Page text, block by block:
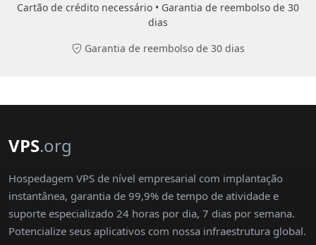
Cartão de crédito necessário • Garantia de reembolso de 30
dias
Garantia de reembolso de 30 dias
VPS.org
Hospedagem VPS de nível empresarial com implantação
instantânea, garantia de 99,9% de tempo de atividade e
suporte especializado 24 horas por dia, 7 dias por semana.
Potencialize seus aplicativos com nossa infraestrutura global.